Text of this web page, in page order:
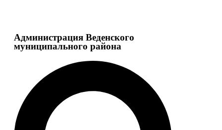
Администрация Веденского
муниципального района